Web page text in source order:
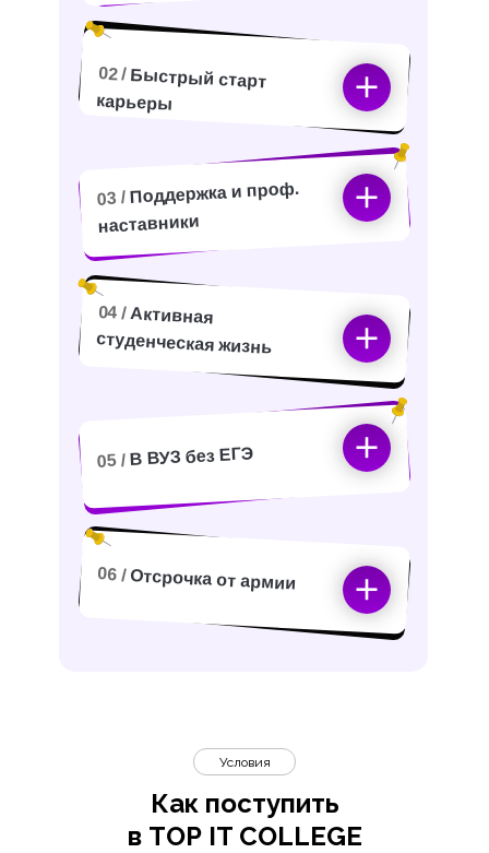
02 / Быстрый старт
карьеры
04 /Активная
студенческая жизнь
05 / В ВУЗ без ЕГЭ
06 / Отсрочка от армии
03 / Поддержка и проф.
наставники
Как поступить
в TOP IT COLLEGE
Условия